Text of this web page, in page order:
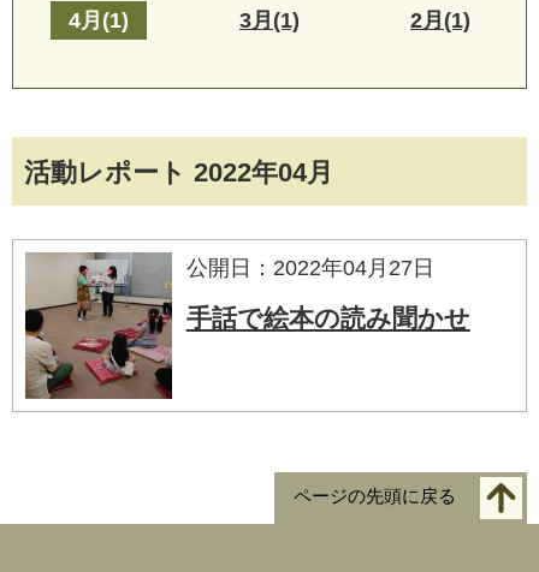
活動レポート 2022年04月
公開日：2022年04月27日
手話で絵本の読み聞かせ
4月(1) 3月(1) 2月(1)
ページの先頭に戻る